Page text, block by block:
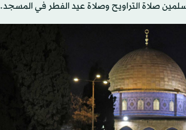
صلاة التراويح وصلاة عيد الفطر في المسجد.